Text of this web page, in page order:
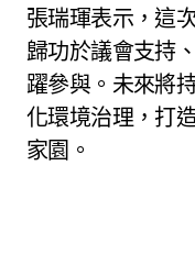
張瑞琿表示，這
歸功於議會支持
躍參與。未來將
化環境治理，打
家園。